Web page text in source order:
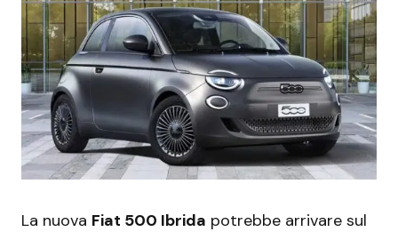
La nuova Fiat 500 Ibrida potrebbe arrivare sul